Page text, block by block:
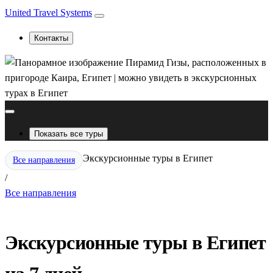
United Travel Systems
Контакты
Показать все туры
Все направления
/
Экскурсионные туры в Египет
Все направления
Экскурсионные туры в Египет